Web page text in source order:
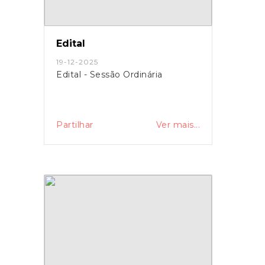
Edital
19-12-2025
Edital - Sessão Ordinária
Partilhar Ver mais...